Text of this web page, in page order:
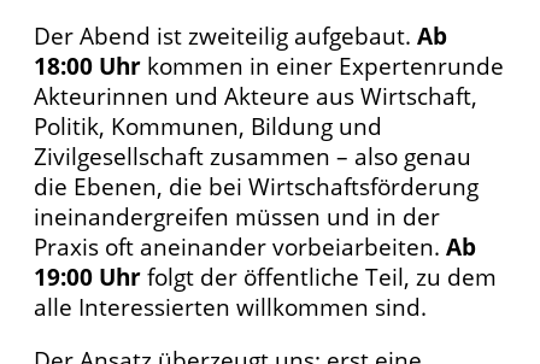
Der Abend ist zweiteilig aufgebaut. Ab
18:00 Uhr kommen in einer Expertenrunde
Akteurinnen und Akteure aus Wirtschaft,
Politik, Kommunen, Bildung und
Zivilgesellschaft zusammen – also genau
die Ebenen, die bei Wirtschaftsförderung
ineinandergreifen müssen und in der
Praxis oft aneinander vorbeiarbeiten. Ab
19:00 Uhr folgt der öffentliche Teil, zu dem
alle Interessierten willkommen sind.